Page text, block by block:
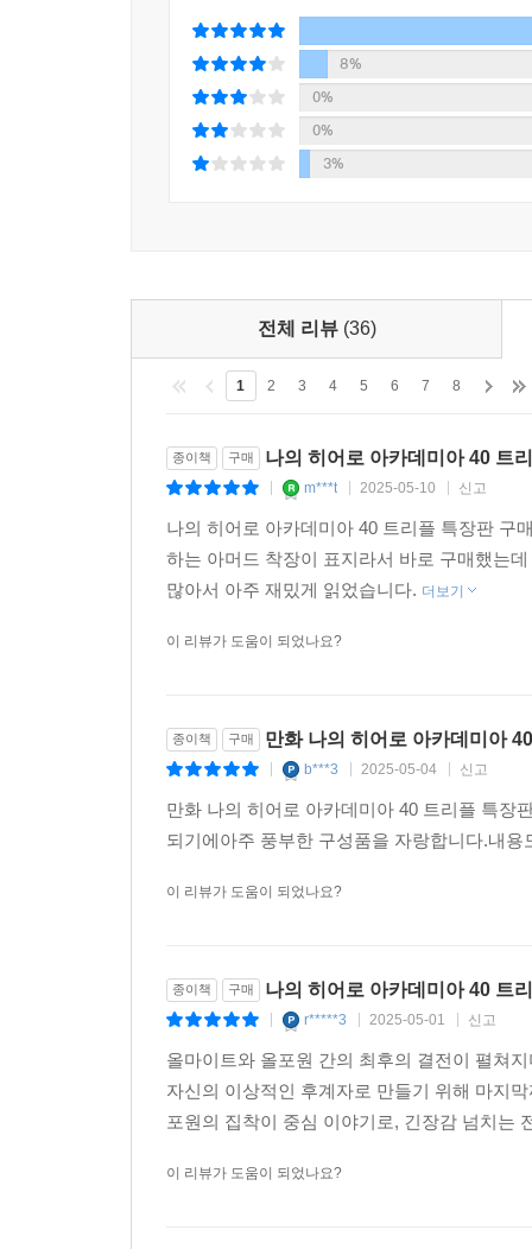
8%
0%
0%
3%
전체 리뷰 (36)
1 2 3 4 5 6 7 8
종이책 구매 나의 히어로 아카데미아 40 트
m***t 2025-05-10 신고
나의 히어로 아카데미아 40 트리플 특장판 구
하는 아머드 착장이 표지라서 바로 구매했는
많아서 아주 재밌게 읽었습니다. 더보기
이 리뷰가 도움이 되었나요?
종이책 구매 만화 나의 히어로 아카데미아
b***3 2025-05-04 신고
만화 나의 히어로 아카데미아 40 트리플 특장
되기에아주 풍부한 구성품을 자랑합니다.내
이 리뷰가 도움이 되었나요?
종이책 구매 나의 히어로 아카데미아 40 트
r*****3 2025-05-01 신고
올마이트와 올포원 간의 최후의 결전이 펼쳐
자신의 이상적인 후계자로 만들기 위해 마지
포원의 집착이 중심 이야기로, 긴장감 넘치는
이 리뷰가 도움이 되었나요?